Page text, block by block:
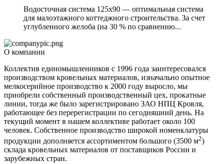
Водосточная система 125х90 — оптимальная система
для малоэтажного коттеджного строительства. За счет
углубленного желоба (на 30 % по сравнению...
О компании
Коллектив единомышленников с 1996 года заинтересовался
производством кровельных материалов, изначально опытное
мелкосерийное производство к 2000 году выросло, мы
приобрели собственный производственный цех, прокатные
линии, тогда же было зарегистрировано ЗАО НПЦ Кровля,
работающее без перерегистрации по сегодняшний день. На
текущий момент в нашем коллективе работает около 100
человек. Собственное производство широкой номенклатуры
продукции дополняется ассортиментом большого (3500 м2)
склада кровельных материалов от поставщиков России и
зарубежных стран.